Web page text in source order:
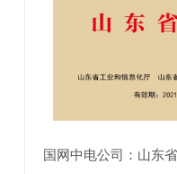
国网中电公司：山东